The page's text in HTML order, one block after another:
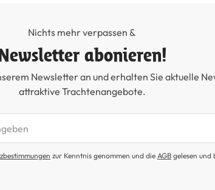
Nichts mehr verpassen &
abonieren!
Newsletter an und erhalten Sie aktuelle
attraktive Trachtenangebote.
zur Kenntnis genommen und die AGB gelesen und